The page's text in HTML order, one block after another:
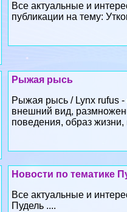
Все актуальные и
публикации на тему:
Рыжая рысь
Рыжая рысь / Lynx rufus -
внешний вид,
поведения, образ жизни,
Новости по тематике
Все актуальные и
Пудель ....